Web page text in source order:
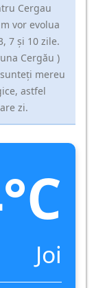
Cergau
vor evolua
7 și 10 zile.
Cergău )
mereu
astfel
zi.
Joi